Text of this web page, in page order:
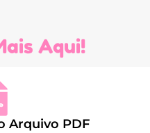
Aqui!
Arquivo PDF